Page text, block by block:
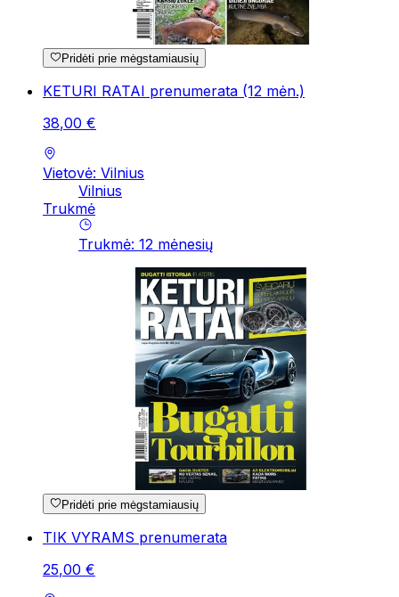
Pridėti prie mėgstamiausių
KETURI RATAI prenumerata (12 mėn.)
38,00 €
Vietovė: Vilnius
Vilnius
Trukmė
Trukmė: 12 mėnesių
Pridėti prie mėgstamiausių
TIK VYRAMS prenumerata
25,00 €